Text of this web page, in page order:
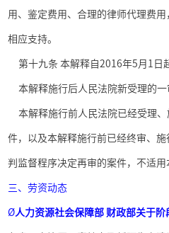
用、鉴定费用、合理的律师代理费
相应支持。
第十九条 本解释自 2016年5 月 1 日
本解释施行后人民法院新受理的一
本解释施行前人民法院已经受理、
件，以及本解释施行前已经终审、
判监督程序决定再审的案件，不适用
三、劳资动态
Ø人力资源社会保障部 财政部关于